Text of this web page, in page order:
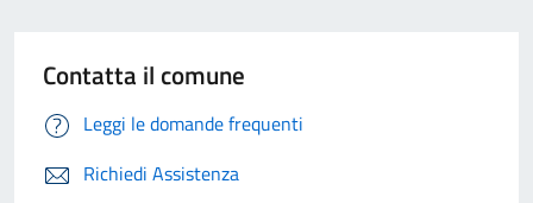
Contatta il comune
Leggi le domande frequenti
Richiedi Assistenza